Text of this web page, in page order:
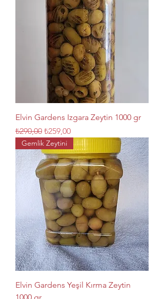
Elvin Gardens Izgara Zeytin 1000 gr
Normal Fiyat
₺290,00 İndirimli Fiyat
₺259,00
Gemlik Zeytini
Elvin Gardens Yeşil Kırma Zeytin